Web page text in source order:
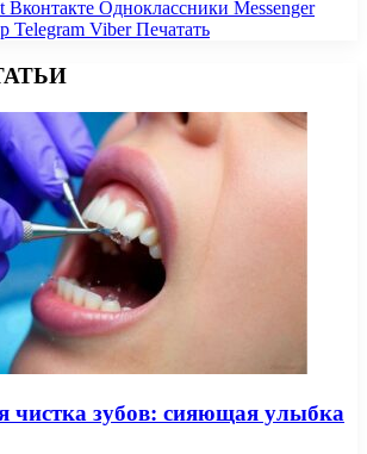
Вконтакте Одноклассники Messenger
Telegram Viber Печатать
чистка зубов: сияющая улыбка